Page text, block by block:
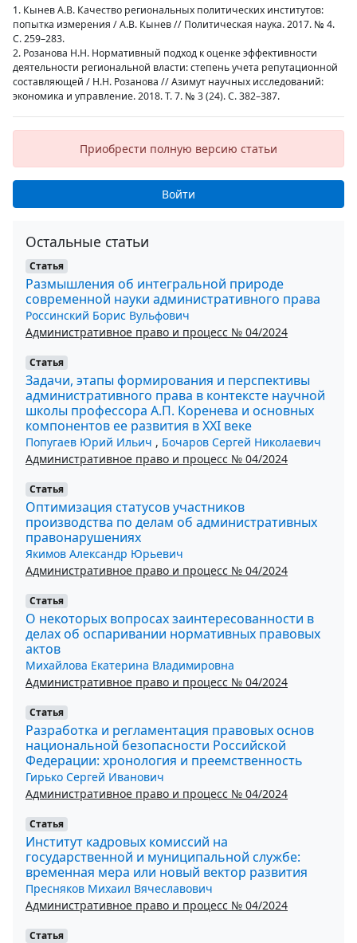
1. Кынев А.В. Качество региональных политических институтов:
попытка измерения / А.В. Кынев // Политическая наука. 2017. № 4.
С. 259–283.
2. Розанова Н.Н. Нормативный подход к оценке эффективности
деятельности региональной власти: степень учета репутационной
составляющей / Н.Н. Розанова // Азимут научных исследований:
экономика и управление. 2018. Т. 7. № 3 (24). С. 382–387.
Приобрести полную версию статьи
Войти
Остальные статьи
Статья
Размышления об интегральной природе
современной науки административного права
Россинский Борис Вульфович
Административное право и процесс № 04/2024
Статья
Задачи, этапы формирования и перспективы
административного права в контексте научной
школы профессора А.П. Коренева и основных
компонентов ее развития в XXI веке
Попугаев Юрий Ильич , Бочаров Сергей Николаевич
Административное право и процесс № 04/2024
Статья
Оптимизация статусов участников
производства по делам об административных
правонарушениях
Якимов Александр Юрьевич
Административное право и процесс № 04/2024
Статья
О некоторых вопросах заинтересованности в
делах об оспаривании нормативных правовых
актов
Михайлова Екатерина Владимировна
Административное право и процесс № 04/2024
Статья
Разработка и регламентация правовых основ
национальной безопасности Российской
Федерации: хронология и преемственность
Гирько Сергей Иванович
Административное право и процесс № 04/2024
Статья
Институт кадровых комиссий на
государственной и муниципальной службе:
временная мера или новый вектор развития
Пресняков Михаил Вячеславович
Административное право и процесс № 04/2024
Статья